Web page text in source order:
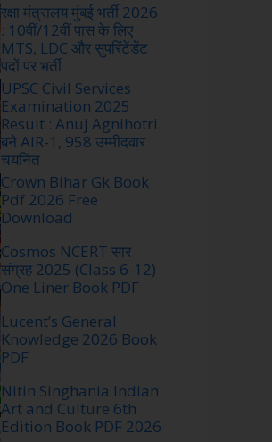
रक्षा मंत्रालय मुंबई भर्ती 2026
: 10वीं/12वीं पास के लिए
MTS, LDC और सुपरिंटेंडेंट
पदों पर भर्ती
UPSC Civil Services
Examination 2025
Result : Anuj Agnihotri
बने AIR-1, 958 उम्मीदवार
चयनित
Crown Bihar Gk Book
Pdf 2026 Free
Download
Cosmos NCERT सार
संग्रह 2025 (Class 6-12)
One Liner Book PDF
Lucent’s General
Knowledge 2026 Book
PDF
Nitin Singhania Indian
Art and Culture 6th
Edition Book PDF 2026